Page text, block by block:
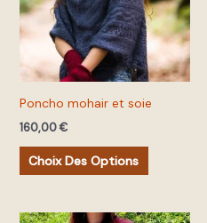
Poncho mohair et soie
160,00€
Choix Des Options
variations.
Les
options
peuvent
être
sur
la